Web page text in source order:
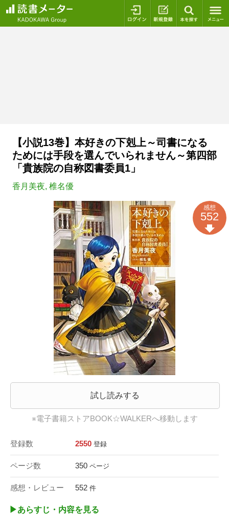
ログイン 新規登録
【小説13巻】本好きの下剋上～司書になる
ためには手段を選んでいられません～第四部
「貴族院の自称図書委員1」
香月美夜, 椎名優
試し読みする
※電子書籍ストアBOOK☆WALKERへ移動します
登録数 2550 登録
ページ数 350 ページ
感想・レビュー 552 件
感想
552
▶︎あらすじ・内容を見る